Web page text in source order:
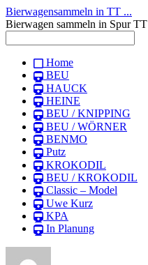
Bierwagensammeln in TT ...
Bierwagen sammeln in Spur TT
Home
BEU
HAUCK
HEINE
BEU / KNIPPING
BEU / WÖRNER
BENMO
Putz
KROKODIL
BEU / KROKODIL
Classic – Model
Uwe Kurz
KPA
In Planung